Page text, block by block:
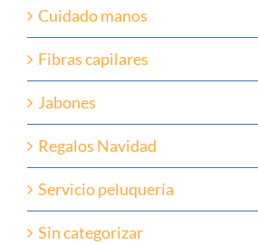
Cuidado manos
Fibras capilares
Jabones
Regalos Navidad
Servicio peluquería
Sin categorizar